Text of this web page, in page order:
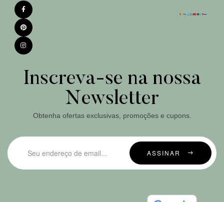
Inscreva-se na nossa
Newsletter
Obtenha ofertas exclusivas, promoções e cupons.
ASSINAR